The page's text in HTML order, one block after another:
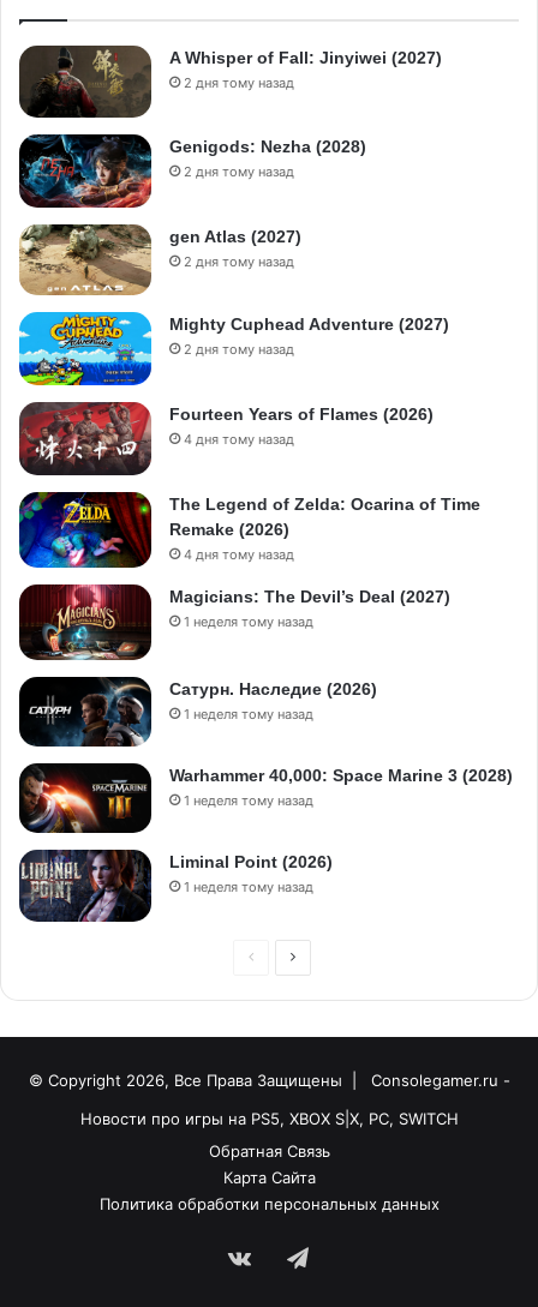
A Whisper of Fall: Jinyiwei (2027)
2 дня тому назад
Genigods: Nezha (2028)
2 дня тому назад
gen Atlas (2027)
2 дня тому назад
Mighty Cuphead Adventure (2027)
2 дня тому назад
Fourteen Years of Flames (2026)
4 дня тому назад
The Legend of Zelda: Ocarina of Time
Remake (2026)
4 дня тому назад
Magicians: The Devil’s Deal (2027)
1 неделя тому назад
Сатурн. Наследие (2026)
1 неделя тому назад
Warhammer 40,000: Space Marine 3 (2028)
1 неделя тому назад
Liminal Point (2026)
1 неделя тому назад
© Copyright 2026, Все Права Защищены |
Consolegamer.ru -
Новости про игры на PS5, XBOX S|X, PC, SWITCH
Обратная Связь
Карта Сайта
Политика обработки персональных данных